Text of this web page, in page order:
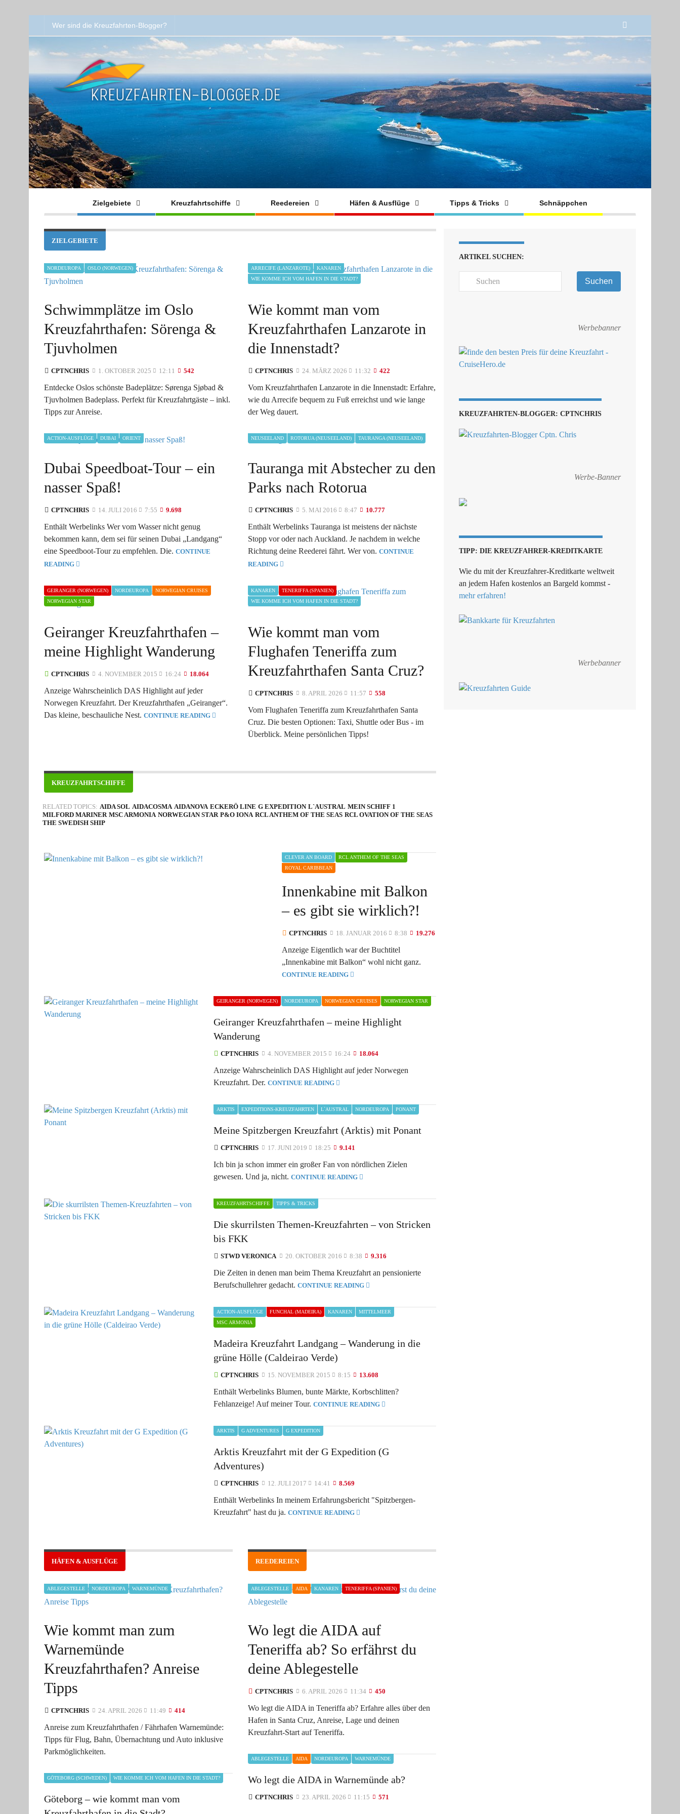
Wer sind die Kreuzfahrten-Blogger?
Zielgebiete Kreuzfahrtschiffe Reedereien Häfen & Ausflüge Tipps & Tricks Schnäppchen
ZIELGEBIETE
NORDEUROPA OSLO (NORWEGEN)
Schwimmplätze im Oslo
Kreuzfahrthafen: Sörenga &
Tjuvholmen
CPTNCHRIS 1. OKTOBER 2025 12:11 542
Entdecke Oslos schönste Badeplätze: Sørenga Sjøbad &
Tjuvholmen Badeplass. Perfekt für Kreuzfahrtgäste – inkl.
Tipps zur Anreise.
ARRECIFE (LANZAROTE)
KANAREN
WIE KOMME ICH VOM HAFEN IN DIE STADT?
Wie kommt man vom
Kreuzfahrthafen Lanzarote in
die Innenstadt?
CPTNCHRIS 24. MÄRZ 2026 11:32 422
Vom Kreuzfahrthafen Lanzarote in die Innenstadt: Erfahre,
wie du Arrecife bequem zu Fuß erreichst und wie lange
der Weg dauert.
ACTION-AUSFLÜGE DUBAI ORIENT
Dubai Speedboat-Tour – ein
nasser Spaß!
CPTNCHRIS 14. JULI 2016 7:55 9.698
Enthält Werbelinks Wer vom Wasser nicht genug
bekommen kann, dem sei für seinen Dubai „Landgang“
eine Speedboot-Tour zu empfehlen. Die. CONTINUE
READING
NEUSEELAND ROTORUA (NEUSEELAND) TAURANGA (NEUSEELAND)
Tauranga mit Abstecher zu den
Parks nach Rotorua
CPTNCHRIS 5. MAI 2016 8:47 10.777
Enthält Werbelinks Tauranga ist meistens der nächste
Stopp vor oder nach Auckland. Je nachdem in welche
Richtung deine Reederei fährt. Wer von. CONTINUE
READING
GEIRANGER (NORWEGEN) NORDEUROPA
NORWEGIAN CRUISES
NORWEGIAN STAR
Geiranger Kreuzfahrthafen –
meine Highlight Wanderung
CPTNCHRIS 4. NOVEMBER 2015 16:24 18.064
Anzeige Wahrscheinlich DAS Highlight auf jeder
Norwegen Kreuzfahrt. Der Kreuzfahrthafen „Geiranger“.
Das kleine, beschauliche Nest. CONTINUE READING
KANAREN
TENERIFFA (SPANIEN)
WIE KOMME ICH VOM HAFEN IN DIE STADT?
Wie kommt man vom
Flughafen Teneriffa zum
Kreuzfahrthafen Santa Cruz?
CPTNCHRIS 8. APRIL 2026 11:57 558
Vom Flughafen Teneriffa zum Kreuzfahrthafen Santa
Cruz. Die besten Optionen: Taxi, Shuttle oder Bus - im
Überblick. Meine persönlichen Tipps!
KREUZFAHRTSCHIFFE
RELATED TOPICS: AIDA SOL AIDACOSMA AIDANOVA ECKERÖ LINE G EXPEDITION L`AUSTRAL MEIN SCHIFF 1
MILFORD MARINER MSC ARMONIA NORWEGIAN STAR P&O IONA RCL ANTHEM OF THE SEAS RCL OVATION OF THE SEAS
THE SWEDISH SHIP
CLEVER AN BOARD
RCL ANTHEM OF THE SEAS
ROYAL CARIBBEAN
Innenkabine mit Balkon
– es gibt sie wirklich?!
CPTNCHRIS 18. JANUAR 2016 8:38 19.276
Anzeige Eigentlich war der Buchtitel
„Innenkabine mit Balkon“ wohl nicht ganz.
CONTINUE READING
GEIRANGER (NORWEGEN) NORDEUROPA NORWEGIAN CRUISES NORWEGIAN STAR
Geiranger Kreuzfahrthafen – meine Highlight
Wanderung
CPTNCHRIS 4. NOVEMBER 2015 16:24 18.064
Anzeige Wahrscheinlich DAS Highlight auf jeder Norwegen
Kreuzfahrt. Der.CONTINUE READING
ARKTIS EXPEDITIONS-KREUZFAHRTEN L`AUSTRAL NORDEUROPA PONANT
Meine Spitzbergen Kreuzfahrt (Arktis) mit Ponant
CPTNCHRIS 17. JUNI 2019 18:25 9.141
Ich bin ja schon immer ein großer Fan von nördlichen Zielen
gewesen. Und ja, nicht.CONTINUE READING
KREUZFAHRTSCHIFFE TIPPS & TRICKS
Die skurrilsten Themen-Kreuzfahrten – von Stricken
bis FKK
STWD VERONICA 20. OKTOBER 2016 8:38 9.316
Die Zeiten in denen man beim Thema Kreuzfahrt an pensionierte
Berufschullehrer gedacht.CONTINUE READING
ACTION-AUSFLÜGE FUNCHAL (MADEIRA) KANAREN
MITTELMEER
MSC ARMONIA
Madeira Kreuzfahrt Landgang – Wanderung in die
grüne Hölle (Caldeirao Verde)
CPTNCHRIS 15. NOVEMBER 2015 8:15 13.608
Enthält Werbelinks Blumen, bunte Märkte, Korbschlitten?
Fehlanzeige! Auf meiner Tour.CONTINUE READING
ARKTIS G ADVENTURES G EXPEDITION
Arktis Kreuzfahrt mit der G Expedition (G
Adventures)
CPTNCHRIS 12. JULI 2017 14:41 8.569
Enthält Werbelinks In meinem Erfahrungsbericht "Spitzbergen-
Kreuzfahrt" hast du ja.CONTINUE READING
HÄFEN & AUSFLÜGE
ABLEGESTELLE NORDEUROPA WARNEMÜNDE
Wie kommt man zum
Warnemünde
Kreuzfahrthafen? Anreise
Tipps
CPTNCHRIS 24. APRIL 2026 11:49 414
Anreise zum Kreuzfahrthafen / Fährhafen Warnemünde:
Tipps für Flug, Bahn, Übernachtung und Auto inklusive
Parkmöglichkeiten.
GÖTEBORG (SCHWEDEN) WIE KOMME ICH VOM HAFEN IN DIE STADT?
Göteborg – wie kommt man vom
REEDEREIEN
ABLEGESTELLE AIDA KANAREN TENERIFFA (SPANIEN)
Wo legt die AIDA auf
Teneriffa ab? So erfährst du
deine Ablegestelle
CPTNCHRIS 6. APRIL 2026 11:34 450
Wo legt die AIDA in Teneriffa ab? Erfahre alles über den
Hafen in Santa Cruz, Anreise, Lage und deinen
Kreuzfahrt-Start auf Teneriffa.
ABLEGESTELLE AIDA NORDEUROPA WARNEMÜNDE
Wo legt die AIDA in Warnemünde ab?
CPTNCHRIS 23. APRIL 2026 11:15 571
ARTIKEL SUCHEN:
Suchen
Werbebanner
KREUZFAHRTEN-BLOGGER: CPTNCHRIS
Werbe-Banner
TIPP: DIE KREUZFAHRER-KREDITKARTE
Wie du mit der Kreuzfahrer-Kreditkarte weltweit
an jedem Hafen kostenlos an Bargeld kommst -
mehr erfahren!
Werbebanner